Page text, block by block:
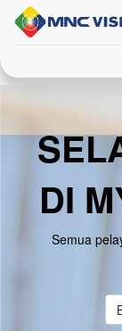
DI
Semua